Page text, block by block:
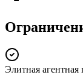
Элитная агентная